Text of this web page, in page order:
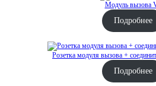
Модуль вызова
Подробнее
Розетка модуля вызова +
Подробнее